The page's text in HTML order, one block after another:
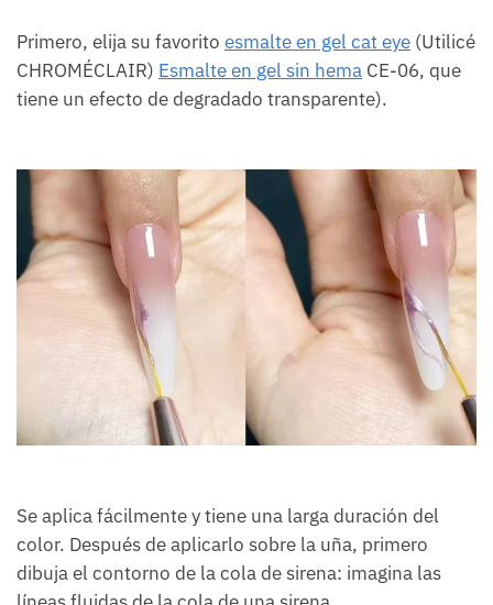
Primero, elija su favorito esmalte en gel cat eye (Utilicé
CHROMÉCLAIR) Esmalte en gel sin hema CE-06, que
tiene un efecto de degradado transparente).
Se aplica fácilmente y tiene una larga duración del
color. Después de aplicarlo sobre la uña, primero
dibuja el contorno de la cola de sirena: imagina las